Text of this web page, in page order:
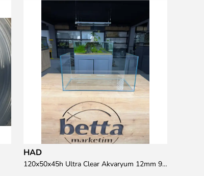
HAD
120x50x45h Ultra Clear Akvaryum 12mm 90 derece Birleşim (Otobüs Kargosu İle Gönderim Sağlanmaktadır)